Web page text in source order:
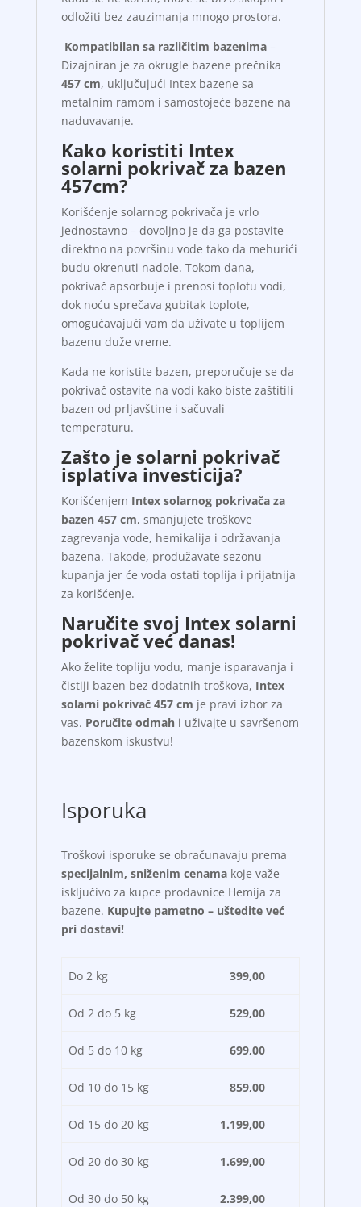
odložiti bez zauzimanja mnogo prostora.
Kompatibilan sa različitim bazenima–
Dizajniran je za okrugle bazene prečnika
457 cm, uključujući Intex bazene sa
metalnim ramom i samostojeće bazene na
naduvavanje.
Kako koristiti Intex
solarni pokrivač za bazen
457cm?
Korišćenje solarnog pokrivača je vrlo
jednostavno – dovoljno je da ga postavite
direktno na površinu vode tako da mehurići
budu okrenuti nadole. Tokom dana,
pokrivač apsorbuje i prenosi toplotu vodi,
dok noću sprečava gubitak toplote,
omogućavajući vam da uživate u toplijem
bazenu duže vreme.
Kada ne koristite bazen, preporučuje se da
pokrivač ostavite na vodi kako biste zaštitili
bazen od prljavštine i sačuvali
temperaturu.
Zašto je solarni pokrivač
isplativa investicija?
Korišćenjem Intex solarnog pokrivača za
bazen 457 cm, smanjujete troškove
zagrevanja vode, hemikalija i održavanja
bazena. Takođe, produžavate sezonu
kupanja jer će voda ostati toplija i prijatnija
za korišćenje.
Naručite svoj Intex solarni
pokrivač već danas!
Ako želite topliju vodu, manje isparavanja i
čistiji bazen bez dodatnih troškova, Intex
solarni pokrivač 457 cm je pravi izbor za
vas. Poručite odmahi uživajte u savršenom
bazenskom iskustvu!
Isporuka
Troškovi isporuke se obračunavaju prema
specijalnim, sniženim cenamakoje važe
isključivo za kupce prodavnice Hemija za
bazene. Kupujte pametno – uštedite već
pri dostavi!
Do 2 kg 399,00
Od 2 do 5 kg 529,00
Od 5 do 10 kg 699,00
Od 10 do 15 kg 859,00
Od 15 do 20 kg 1.199,00
Od 20 do 30 kg 1.699,00
Od 30 do 50 kg 2.399,00